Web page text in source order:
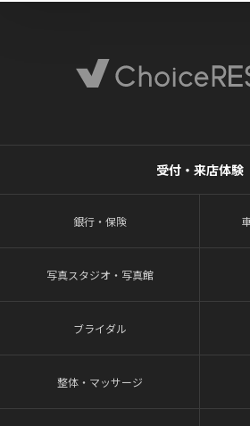
受付・来店体験
銀行・保険
写真スタジオ・写真館
ブライダル
整体・マッサージ